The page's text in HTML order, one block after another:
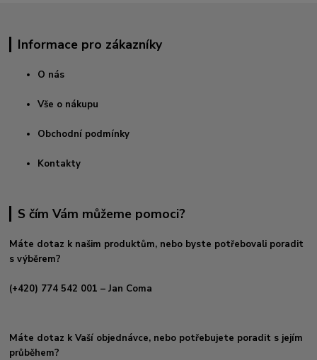
Informace pro zákazníky
O nás
Vše o nákupu
Obchodní podmínky
Kontakty
S čím Vám můžeme pomoci?
Máte dotaz k našim produktům, nebo byste potřebovali poradit
s výběrem?
(+420) 774 542 001 – Jan Coma
Máte dotaz k Vaší objednávce, nebo potřebujete poradit s jejím
průběhem?